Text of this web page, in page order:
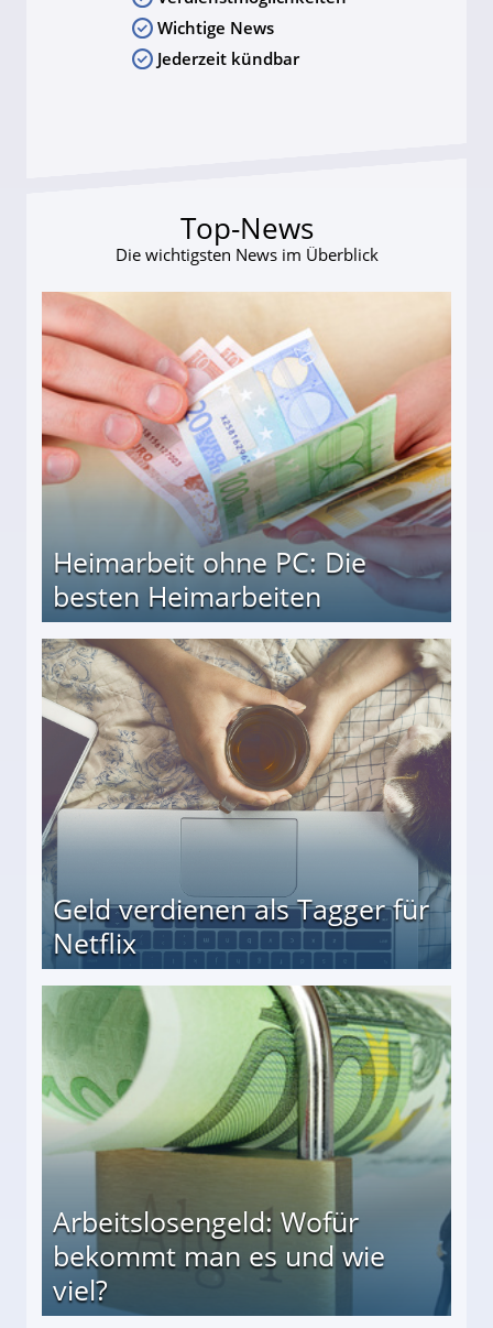
Wichtige News
Jederzeit kündbar
Top-News
Die wichtigsten News im Überblick
Heimarbeit ohne PC: Die
besten Heimarbeiten
Geld verdienen als Tagger für
Netflix
Arbeitslosengeld: Wofür
bekommt man es und wie
viel?